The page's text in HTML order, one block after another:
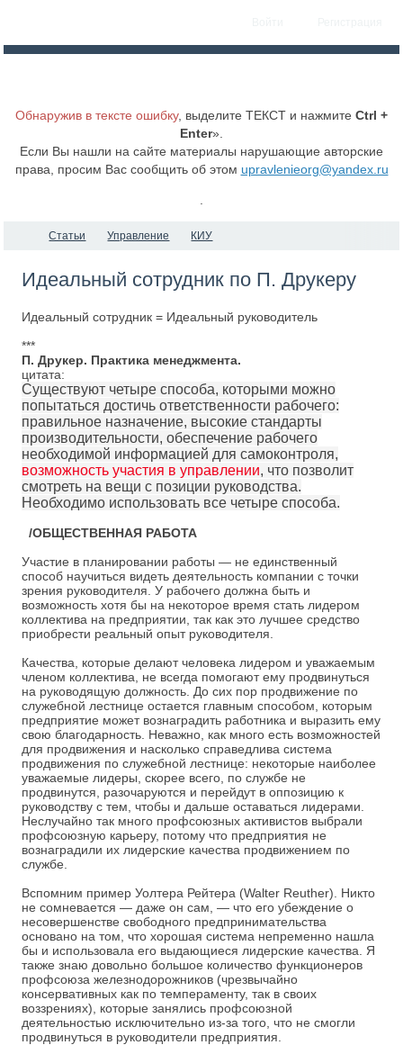
Обнаружив в тексте ошибку, выделите ТЕКСТ и нажмите Ctrl +
Enter».
Если Вы нашли на сайте материалы нарушающие авторские
права, просим Вас сообщить об этом upravlenieorg@yandex.ru
Статьи Управление КИУ
Идеальный сотрудник по П. Друкеру
Идеальный сотрудник = Идеальный руководитель
***
П. Друкер. Практика менеджмента.
цитата:
Существуют четыре способа, которыми можно
попытаться достичь ответственности рабочего:
правильное назначение, высокие стандарты
производительности, обеспечение рабочего
необходимой информацией для самоконтроля,
возможность участия в управлении, что позволит
смотреть на вещи с позиции руководства.
Необходимо использовать все четыре способа.
/ОБЩЕСТВЕННАЯ РАБОТА
Участие в планировании работы — не единственный
способ научиться видеть деятельность компании с точки
зрения руководителя. У рабочего должна быть и
возможность хотя бы на некоторое время стать лидером
коллектива на предприятии, так как это лучшее средство
приобрести реальный опыт руководителя.
Качества, которые делают человека лидером и уважаемым
членом коллектива, не всегда помогают ему продвинуться
на руководящую должность. До сих пор продвижение по
служебной лестнице остается главным способом, которым
предприятие может вознаградить работника и выразить ему
свою благодарность. Неважно, как много есть возможностей
для продвижения и насколько справедлива система
продвижения по служебной лестнице: некоторые наиболее
уважаемые лидеры, скорее всего, по службе не
продвинутся, разочаруются и перейдут в оппозицию к
руководству с тем, чтобы и дальше оставаться лидерами.
Неслучайно так много профсоюзных активистов выбрали
профсоюзную карьеру, потому что предприятия не
вознаградили их лидерские качества продвижением по
службе.
Вспомним пример Уолтера Рейтера (Walter Reuther). Никто
не сомневается — даже он сам, — что его убеждение о
несовершенстве свободного предпринимательства
основано на том, что хорошая система непременно нашла
бы и использовала его выдающиеся лидерские качества. Я
также знаю довольно большое количество функционеров
профсоюза железнодорожников (чрезвычайно
консервативных как по темпераменту, так в своих
воззрениях), которые занялись профсоюзной
деятельностью исключительно из-за того, что не смогли
продвинуться в руководители предприятия.